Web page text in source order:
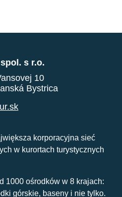
s r.o.
10
Bystrica
korporacyjna sieć
w kurortach turystycznych
1000 ośrodków w 8 krajach:
górskie, baseny i nie tylko.